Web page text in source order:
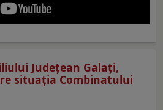
Judeţean Galaţi,
situaţia Combinatului